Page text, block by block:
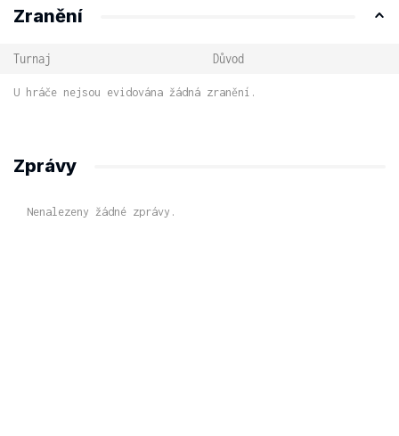
Zranění
Turnaj Důvod
U hráče nejsou evidována žádná zranění.
Zprávy
Nenalezeny žádné zprávy.